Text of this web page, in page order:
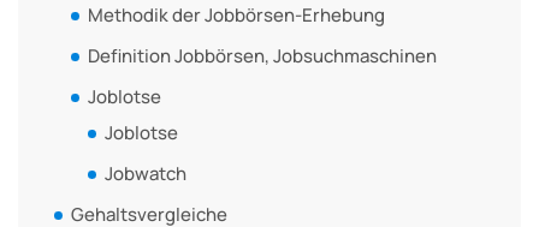
Methodik der Jobbörsen-Erhebung
Definition Jobbörsen, Jobsuchmaschinen
Joblotse
Joblotse
Jobwatch
Gehaltsvergleiche